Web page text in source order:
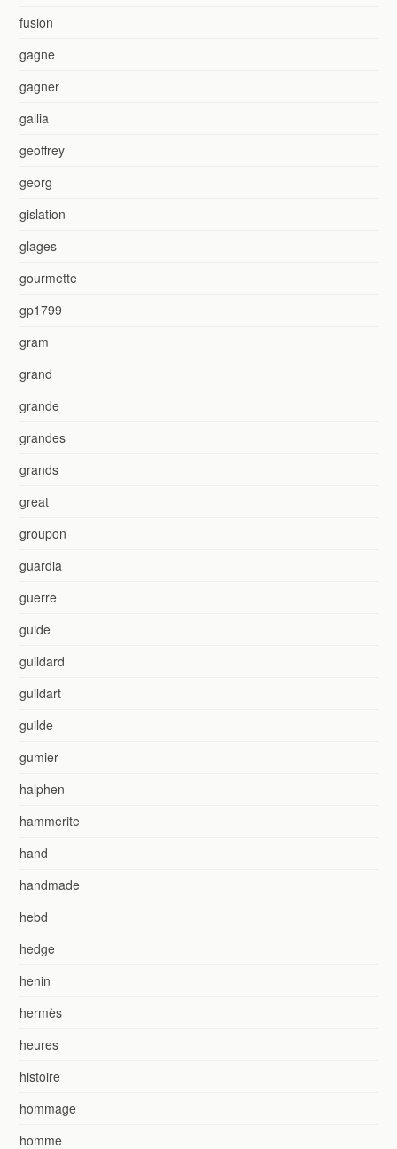
fusion
gagne
gagner
gallia
geoffrey
georg
gislation
glages
gourmette
gp1799
gram
grand
grande
grandes
grands
great
groupon
guardia
guerre
guide
guildard
guildart
guilde
gumier
halphen
hammerite
hand
handmade
hebd
hedge
henin
hermès
heures
histoire
hommage
homme